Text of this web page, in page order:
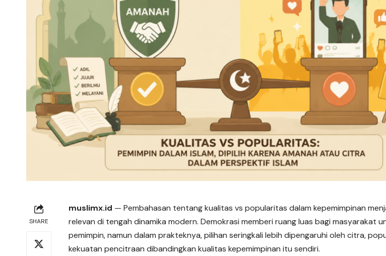
SHARE
muslimx.id — Pembahasan tentang kualitas vs popularitasdalam kepemimpinan
relevan di tengah dinamika modern. Demokrasi memberi ruang luas bagi masyarakat
pemimpin, namun dalam prakteknya, pilihan seringkali lebih dipengaruhi oleh citra,
kekuatan pencitraan dibandingkan kualitas kepemimpinan itu sendiri.